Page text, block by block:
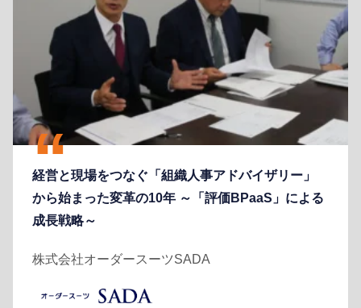
経営と現場をつなぐ「組織人事アドバイザリー」
から始まった変革の10年 ～「評価BPaaS」による
成長戦略～
株式会社オーダースーツSADA